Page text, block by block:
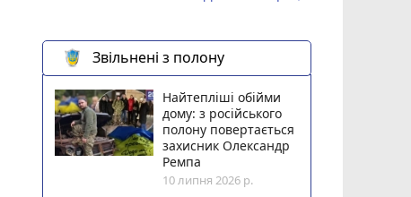
Звільнені з полону
Найтепліші обійми
дому: з російського
полону повертається
захисник Олександр
Ремпа
10 липня 2026 р.